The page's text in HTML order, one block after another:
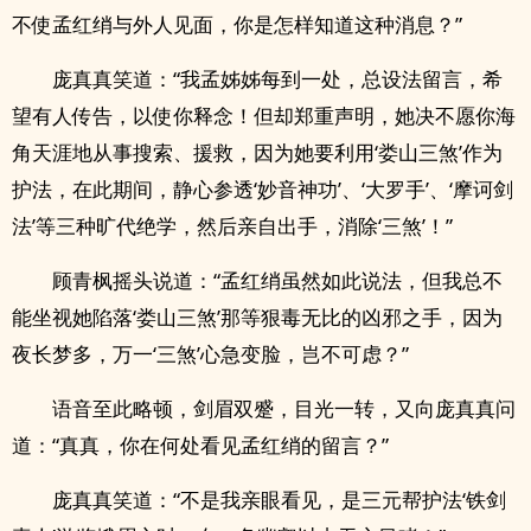
不使孟红绡与外人见面，你是怎样知道这种消息？”
庞真真笑道：“我孟姊姊每到一处，总设法留言，希
望有人传告，以使你释念！但却郑重声明，她决不愿你海
角天涯地从事搜索、援救，因为她要利用‘娄山三煞’作为
护法，在此期间，静心参透‘妙音神功’、‘大罗手’、‘摩诃剑
法’等三种旷代绝学，然后亲自出手，消除‘三煞’！”
顾青枫摇头说道：“孟红绡虽然如此说法，但我总不
能坐视她陷落‘娄山三煞’那等狠毒无比的凶邪之手，因为
夜长梦多，万一‘三煞’心急变脸，岂不可虑？”
语音至此略顿，剑眉双蹙，目光一转，又向庞真真问
道：“真真，你在何处看见孟红绡的留言？”
庞真真笑道：“不是我亲眼看见，是三元帮护法‘铁剑